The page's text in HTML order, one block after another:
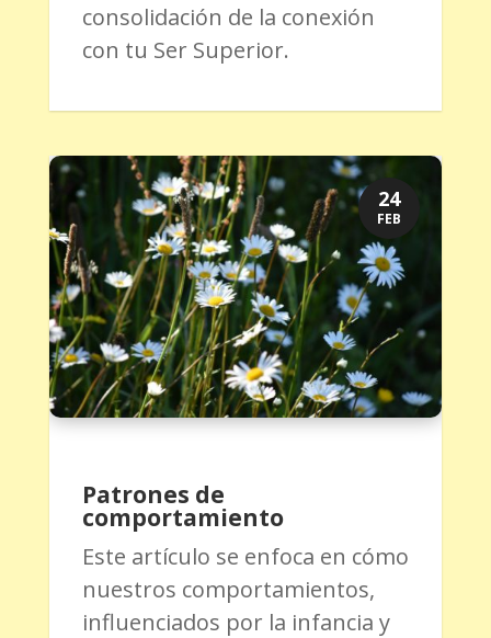
consolidación de la conexión
con tu Ser Superior.
Patrones de
comportamiento
Este artículo se enfoca en cómo
nuestros comportamientos,
influenciados por la infancia y
24
FEB